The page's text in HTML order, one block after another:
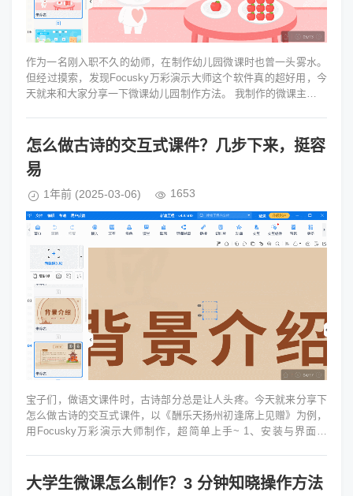
作为一名刚入职不久的幼师，在制作幼儿园微课时也曾一头雾水。
但经过摸索，发现Focusky万彩演示大师这个软件真的超好用，今
天就来和大家分享一下微课幼儿园制作方法。 我制作的微课主题是
怎么做古诗的交互式课件？几步下来，挺容
易
1年前 (2025-03-06) 1653
宝子们，做语文课件时，古诗部分总是让人头疼。今天就来分享下
怎么做古诗的交互式课件，以《酬乐天扬州初逢席上见赠》为例，
用Focusky万彩演示大师制作，超简单上手~ 1、安装与界面熟
大学生微课怎么制作？3 分钟知晓操作方法